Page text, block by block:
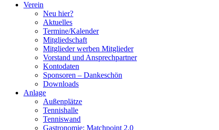
Verein
Neu hier?
Aktuelles
Termine/Kalender
Mitgliedschaft
Mitglieder werben Mitglieder
Vorstand und Ansprechpartner
Kontodaten
Sponsoren – Dankeschön
Downloads
Anlage
Außenplätze
Tennishalle
Tenniswand
Gastronomie: Matchpoint 2.0